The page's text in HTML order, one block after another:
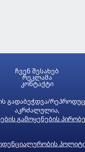
გადაბეჭდვა/
აკრძალულია,
გამოყენების
ჩვენ შესახებ
რეკლამა
კონტაქტი